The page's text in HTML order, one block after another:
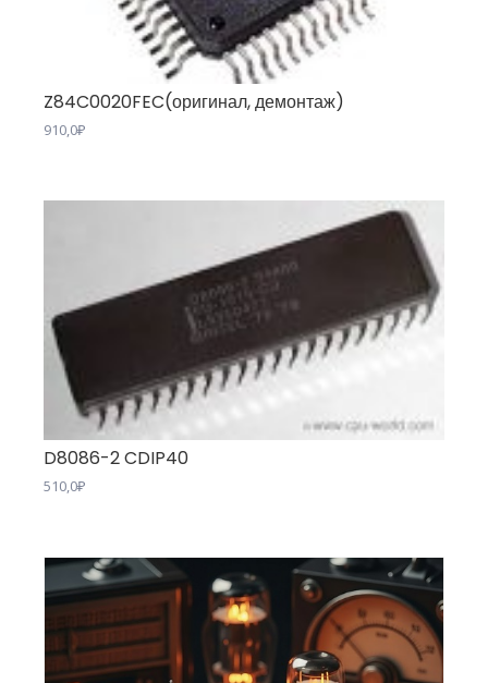
Z84C0020FEC(оригинал, демонтаж)
910,0₽
D8086-2 CDIP40
510,0₽